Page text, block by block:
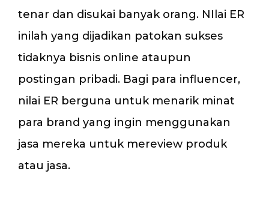
tenar dan disukai banyak orang. NIlai ER
inilah yang dijadikan patokan sukses
tidaknya bisnis online ataupun
postingan pribadi. Bagi para influencer,
nilai ER berguna untuk menarik minat
para brand yang ingin menggunakan
jasa mereka untuk mereview produk
atau jasa.